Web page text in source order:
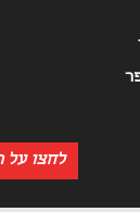
לחצו על